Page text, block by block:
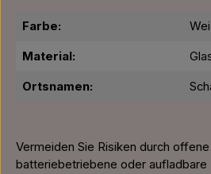
Farbe:
Material:
Ortsnamen:
Vermeiden Sie Risiken durch
batteriebetriebene oder aufladbare